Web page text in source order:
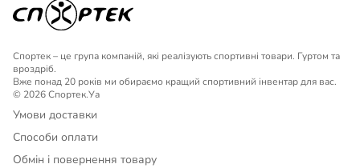
Спортек – це група компаній, які реалізують спортивні товари. Гуртом та
вроздріб.
Вже понад 20 років ми обираємо кращий спортивний інвентар для вас.
© 2026 Спортек.Уа
Умови доставки
Способи оплати
Обмін і повернення товару